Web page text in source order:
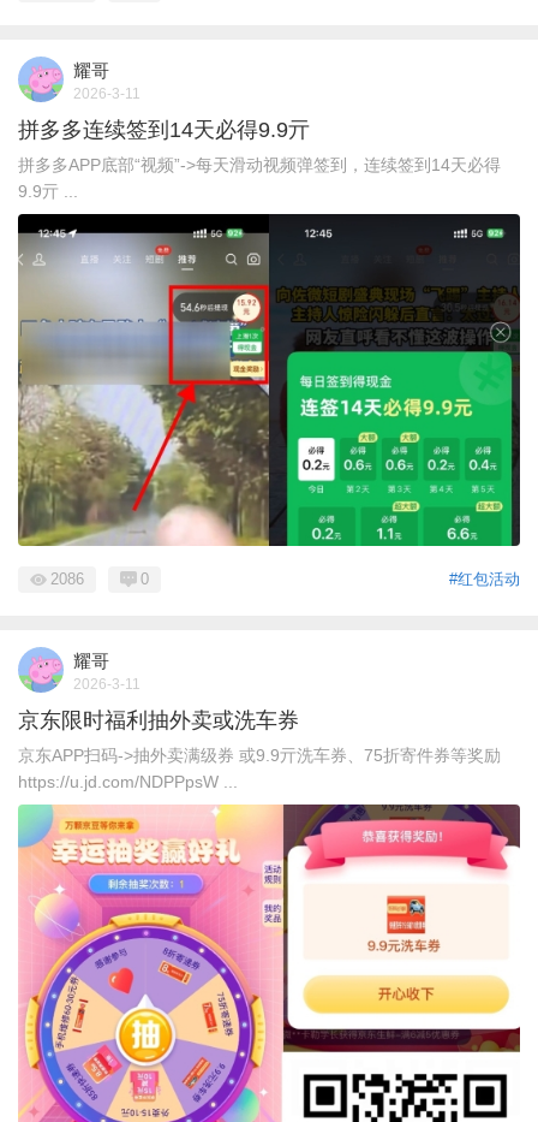
耀哥
2026-3-11
拼多多连续签到14天必得9.9亓
拼多多APP底部“视频”->每天滑动视频弹签到，连续签到14天必得
9.9亓 ...
#红包活动
2086 0
耀哥
2026-3-11
京东限时福利抽外卖或洗车券
京东APP扫码->抽外卖满级券 或9.9亓洗车券、75折寄件券等奖励
https://u.jd.com/NDPPpsW ...